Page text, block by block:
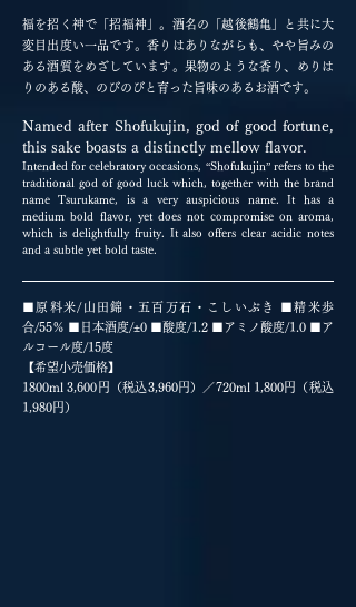
福を招く神で「招福神」。酒名の「越後鶴亀」と共に大
変目出度い一品です。香りはありながらも、やや旨みの
ある酒質をめざしています。果物のような香り、めりは
りのある酸、のびのびと育った旨味のあるお酒です。
Named after Shofukujin, god of good fortune,
this sake boasts a distinctly mellow flavor.
Intended for celebratory occasions, “Shofukujin” refers to the
traditional god of good luck which, together with the brand
name Tsurukame, is a very auspicious name. It has a
medium bold flavor, yet does not compromise on aroma,
which is delightfully fruity. It also offers clear acidic notes
and a subtle yet bold taste.
■原料米/山田錦・五百万石・こしいぶき ■精米歩
合/55％ ■日本酒度/±0 ■酸度/1.2 ■アミノ酸度/1.0 ■ア
ルコール度/15度
【希望小売価格】
1800ml 3,600円（税込3,960円）／720ml 1,800円（税込
1,980円）